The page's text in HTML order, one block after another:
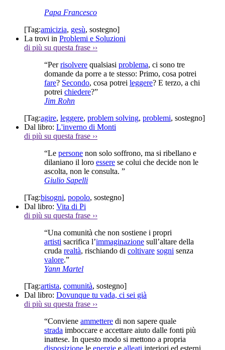
Papa Francesco
[Tag:amicizia, gesù, sostegno]
La trovi in Problemi e Soluzioni
di più su questa frase ››
“Perrisolvere qualsiasi problema, ci sono tre
domande da porre a te stesso: Primo, cosa potrei
fare? Secondo, cosa potrei leggere? E terzo, a chi
potrei chiedere?”
Jim Rohn
[Tag:agire, leggere, problem solving, problemi, sostegno]
Dal libro: L'inverno di Monti
di più su questa frase ››
“Le persone non solo soffrono, ma si ribellano e
dilaniano il loro essere se colui che decide non le
ascolta, non le consulta. ”
Giulio Sapelli
[Tag:bisogni, popolo, sostegno]
Dal libro: Vita di Pi
di più su questa frase ››
“Una comunità che non sostiene i propri
artisti sacrifica l’immaginazione sull’altare della
cruda realtà, rischiando di coltivare sogni senza
valore.”
Yann Martel
[Tag:artista, comunità, sostegno]
Dal libro: Dovunque tu vada, ci sei già
di più su questa frase ››
“Conviene ammettere di non sapere quale
strada imboccare e accettare aiuto dalle fonti più
inattese. In questo modo si mettono a propria
disposizione le energie e alleati interiori ed esterni